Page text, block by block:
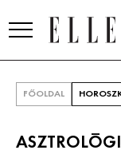
FŐOLDAL